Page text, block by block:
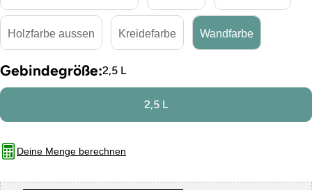
Holzfarbe aussen Kreidefarbe Wandfarbe
Gebindegröße:2,5 L
2,5 L
Deine Menge berechnen